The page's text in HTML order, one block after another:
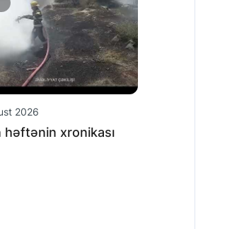
2026
həftənin xronikası